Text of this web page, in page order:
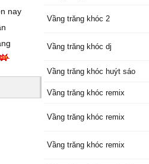
nay
Vầng trăng khóc 2
Vầng trăng khóc dj
Vầng trăng khóc huýt sáo
Vầng trăng khóc remix
Vầng trăng khóc remix
Vầng trăng khóc remix